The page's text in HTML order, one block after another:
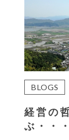
BLOGS
経営の
ぶ・・